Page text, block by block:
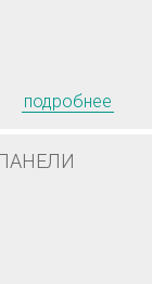
подробнее